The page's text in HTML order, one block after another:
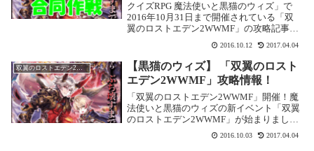
クイズRPG 魔法使いと黒猫のウィズ」で
2016年10月31日まで開催されている「双
翼のロストエデン2WWMF」の攻略記事で
す。ここでは【ハード 封魔級 合同作戦】
を攻略します。双翼のロストエデン
2WWMF【ハード 封魔級 合同作戦】基本
情...
2016.10.12 2017.04.04
双翼のロストエデン2WWMF
【黒猫のウィズ】 「双翼のロスト
エデン2WWMF」攻略情報！
「双翼のロストエデン2WWMF」開催！魔
法使いと黒猫のウィズの新イベント「双翼
のロストエデン2WWMF」が始まりまし
た。開催期間2016年9月30日 18:30 ～ 2016
年10月31日 15:59「双翼のロストエデン
2016.10.03 2017.04.04